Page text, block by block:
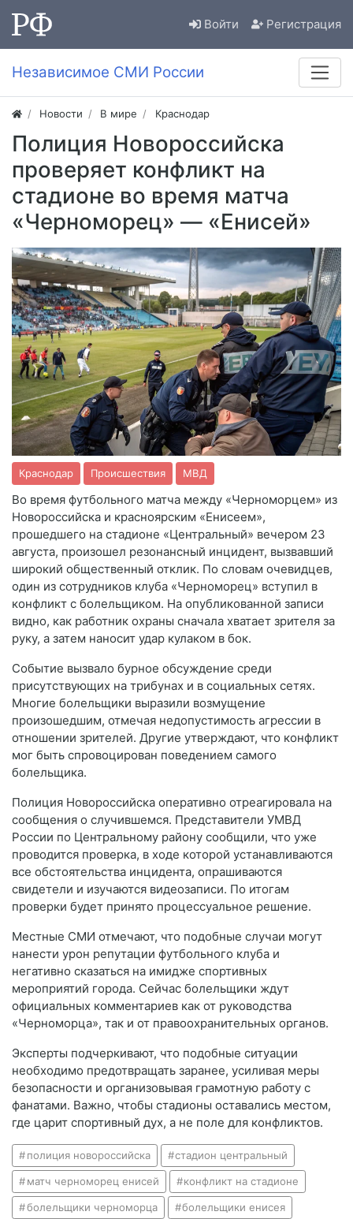
Войти Регистрация
Независимое СМИ России
Новости В мире Краснодар
Полиция Новороссийска
проверяет конфликт на
стадионе во время матча
«Черноморец» — «Енисей»
Краснодар Происшествия МВД
Во время футбольного матча между «Черноморцем» из
Новороссийска и красноярским «Енисеем»,
прошедшего на стадионе «Центральный» вечером 23
августа, произошел резонансный инцидент, вызвавший
широкий общественный отклик. По словам очевидцев,
один из сотрудников клуба «Черноморец» вступил в
конфликт с болельщиком. На опубликованной записи
видно, как работник охраны сначала хватает зрителя за
руку, а затем наносит удар кулаком в бок.
Событие вызвало бурное обсуждение среди
присутствующих на трибунах и в социальных сетях.
Многие болельщики выразили возмущение
произошедшим, отмечая недопустимость агрессии в
отношении зрителей. Другие утверждают, что конфликт
мог быть спровоцирован поведением самого
болельщика.
Полиция Новороссийска оперативно отреагировала на
сообщения о случившемся. Представители УМВД
России по Центральному району сообщили, что уже
проводится проверка, в ходе которой устанавливаются
все обстоятельства инцидента, опрашиваются
свидетели и изучаются видеозаписи. По итогам
проверки будет принято процессуальное решение.
Местные СМИ отмечают, что подобные случаи могут
нанести урон репутации футбольного клуба и
негативно сказаться на имидже спортивных
мероприятий города. Сейчас болельщики ждут
официальных комментариев как от руководства
«Черноморца», так и от правоохранительных органов.
Эксперты подчеркивают, что подобные ситуации
необходимо предотвращать заранее, усиливая меры
безопасности и организовывая грамотную работу с
фанатами. Важно, чтобы стадионы оставались местом,
где царит спортивный дух, а не поле для конфликтов.
полиция новороссийска стадион центральный
матч черноморец енисей конфликт на стадионе
болельщики черноморца болельщики енисея